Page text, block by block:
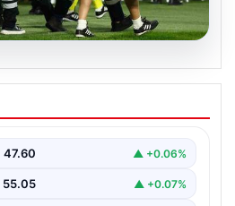
Graz Maçında
Üzücü Haber!
Graz'ı evinde ağırladı.
47.60 ▲ +0.06%
55.05 ▲ +0.07%